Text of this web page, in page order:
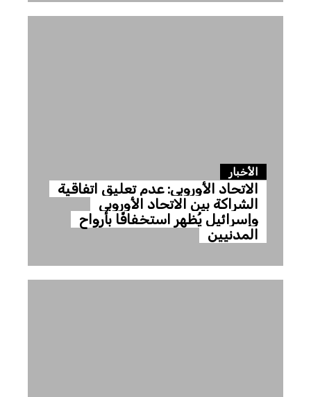
الأخبار
الاتحاد الأوروبي: عدم تعليق اتفاقية
الشراكة بين الاتحاد الأوروبي
وإسرائيل يُظهر استخفافًا بأرواح
المدنيين